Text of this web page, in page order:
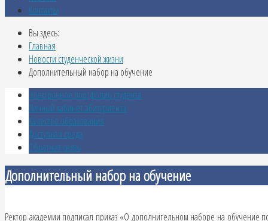
Контакты
Вы здесь:
Главная
Новости студенческой жизни
Дополнительный набор на обучение
Электронное портфолио студента
Личный кабинет абитуриента
Качество образования
Доступная среда
Обратная связь
Дополнительный набор на обучение
Ректор академии подписал приказ «О дополнительном наборе на